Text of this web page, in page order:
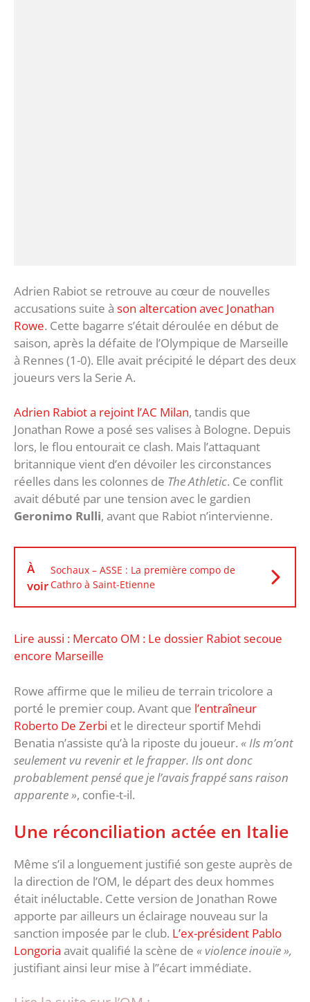
Adrien Rabiot se retrouve au cœur de nouvelles
accusations suite à son altercation avec Jonathan
Rowe. Cette bagarre s’était déroulée en début de
saison, après la défaite de l’Olympique de Marseille
à Rennes (1-0). Elle avait précipité le départ des deux
joueurs vers la Serie A.
Adrien Rabiot a rejoint l’AC Milan, tandis que
Jonathan Rowe a posé ses valises à Bologne. Depuis
lors, le flou entourait ce clash. Mais l’attaquant
britannique vient d’en dévoiler les circonstances
réelles dans les colonnes de The Athletic. Ce conflit
avait débuté par une tension avec le gardien
Geronimo Rulli, avant que Rabiot n’intervienne.
À
voir
Sochaux – ASSE : La première compo de
Cathro à Saint-Etienne
Lire aussi : Mercato OM : Le dossier Rabiot secoue
encore Marseille
Rowe affirme que le milieu de terrain tricolore a
porté le premier coup. Avant que l’entraîneur
Roberto De Zerbi et le directeur sportif Mehdi
Benatia n’assiste qu’à la riposte du joueur. « Ils m’ont
seulement vu revenir et le frapper. Ils ont donc
probablement pensé que je l’avais frappé sans raison
apparente », confie-t-il.
Une réconciliation actée en Italie
Même s’il a longuement justifié son geste auprès de
la direction de l’OM, le départ des deux hommes
était inéluctable. Cette version de Jonathan Rowe
apporte par ailleurs un éclairage nouveau sur la
sanction imposée par le club. L’ex-président Pablo
Longoria avait qualifié la scène de « violence inouïe »,
justifiant ainsi leur mise à l’’écart immédiate.